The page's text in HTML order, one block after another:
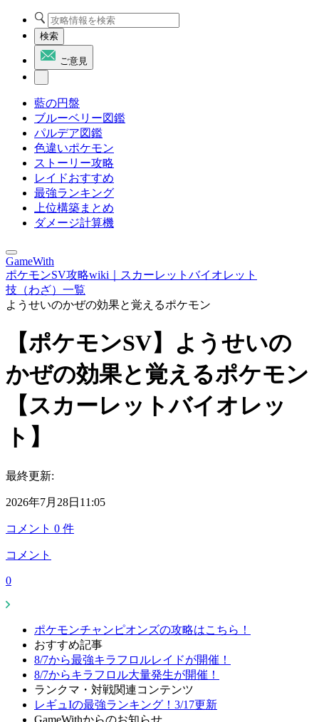
検索
ご意見
藍の円盤
ブルーベリー図鑑
パルデア図鑑
色違いポケモン
ストーリー攻略
レイドおすすめ
最強ランキング
上位構築まとめ
ダメージ計算機
GameWith
ポケモンSV攻略wiki｜スカーレットバイオレット
技（わざ）一覧
ようせいのかぜの効果と覚えるポケモン
【ポケモンSV】ようせいの
かぜの効果と覚えるポケモン
【スカーレットバイオレッ
ト】
最終更新:
2026年7月28日11:05
コメント 0 件
コメント
0
ポケモンチャンピオンズの攻略はこちら！
おすすめ記事
8/7から最強キラフロルレイドが開催！
8/7からキラフロル大量発生が開催！
ランクマ・対戦関連コンテンツ
レギュIの最強ランキング！3/17更新
GameWithからのお知らせ